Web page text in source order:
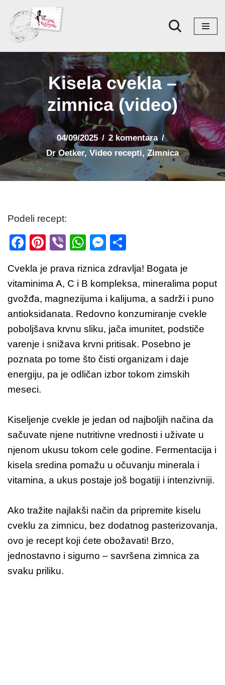
Skoči
na
Kisela cvekla –
zimnica (video)
04/09/2025
2 komentara
Dr Oetker, Video recepti, Zimnica
Podeli recept:
F
c
e
b
o
o
k
Pi
er
e
st
Vi
er
W
at
s
A
p
p
M
ss
e
n
g
er
ar
e
Cvekla je prava riznica zdravlja! Bogata je
vitaminima A, C i B kompleksa, mineralima poput
gvožđa, magnezijuma i kalijuma, a sadrži i puno
antioksidanata. Redovno konzumiranje cvekle
poboljšava krvnu sliku, jača imunitet, podstiče
varenje i snižava krvni pritisak. Posebno je
poznata po tome što čisti organizam i daje
energiju, pa je odličan izbor tokom zimskih
meseci.
Kiseljenje cvekle je jedan od najboljih načina da
sačuvate njene nutritivne vrednosti i uživate u
njenom ukusu tokom cele godine. Fermentacija i
kisela sredina pomažu u očuvanju minerala i
vitamina, a ukus postaje još bogatiji i intenzivniji.
Ako tražite najlakši način da pripremite kiselu
cveklu za zimnicu, bez dodatnog pasterizovanja,
ovo je recept koji ćete obožavati! Brzo,
jednostavno i sigurno – savršena zimnica za
svaku priliku.